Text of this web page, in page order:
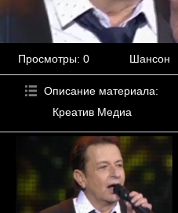
Просмотры: 0 Шансон
Описание материала:
Креатив Медиа